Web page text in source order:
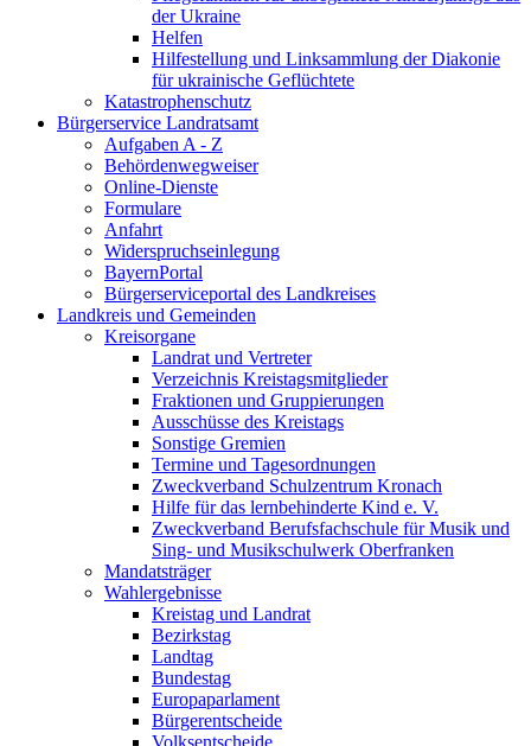
der Ukraine
Helfen
Hilfestellung und Linksammlung der Diakonie
für ukrainische Geflüchtete
Katastrophenschutz
Bürgerservice Landratsamt
Aufgaben A - Z
Behördenwegweiser
Online-Dienste
Formulare
Anfahrt
Widerspruchseinlegung
BayernPortal
Bürgerserviceportal des Landkreises
Landkreis und Gemeinden
Kreisorgane
Landrat und Vertreter
Verzeichnis Kreistagsmitglieder
Fraktionen und Gruppierungen
Ausschüsse des Kreistags
Sonstige Gremien
Termine und Tagesordnungen
Zweckverband Schulzentrum Kronach
Hilfe für das lernbehinderte Kind e. V.
Zweckverband Berufsfachschule für Musik und
Sing- und Musikschulwerk Oberfranken
Mandatsträger
Wahlergebnisse
Kreistag und Landrat
Bezirkstag
Landtag
Bundestag
Europaparlament
Bürgerentscheide
Volksentscheide